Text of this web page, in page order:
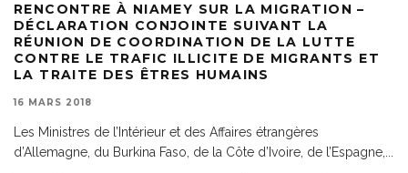
RENCONTRE À NIAMEY SUR LA MIGRATION –
DÉCLARATION CONJOINTE SUIVANT LA
RÉUNION DE COORDINATION DE LA LUTTE
CONTRE LE TRAFIC ILLICITE DE MIGRANTS ET
LA TRAITE DES ÊTRES HUMAINS
16 MARS 2018
Les Ministres de l’Intérieur et des Affaires étrangères
d’Allemagne, du Burkina Faso, de la Côte d’Ivoire, de l’Espagne,...